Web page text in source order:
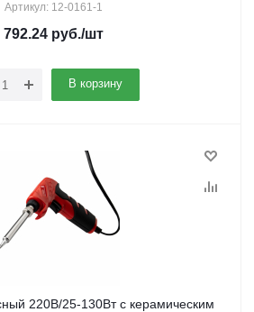
Артикул: 12-0161-1
792.24руб./шт
В корзину
220В/25-130Вт с керамическим